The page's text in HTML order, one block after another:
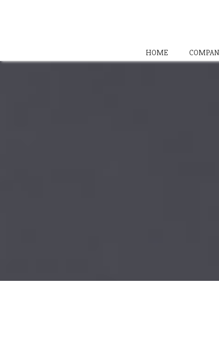
HOME